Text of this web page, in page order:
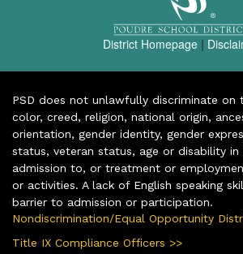
District Homepage|
PSD does not unlawfully discriminate on
color, creed, religion, national origin,
orientation, gender identity, gender
status, veteran status, age or disability in
admission to, or treatment or
or activities. A lack of English speaking
barrier to admission or participation.
Nondiscrimination/Equal Opportunity
Title IX Compliance Officers >>